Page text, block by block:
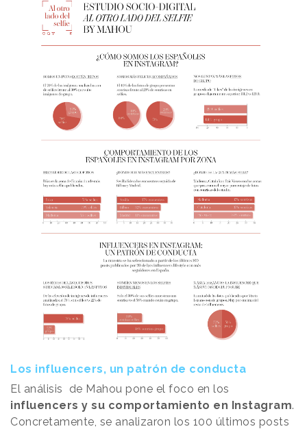
Los influencers, un patrón de conducta
El análisis de Mahou pone el foco en los
influencers y su comportamiento en Instagram.
Concretamente, se analizaron los 100 últimos posts